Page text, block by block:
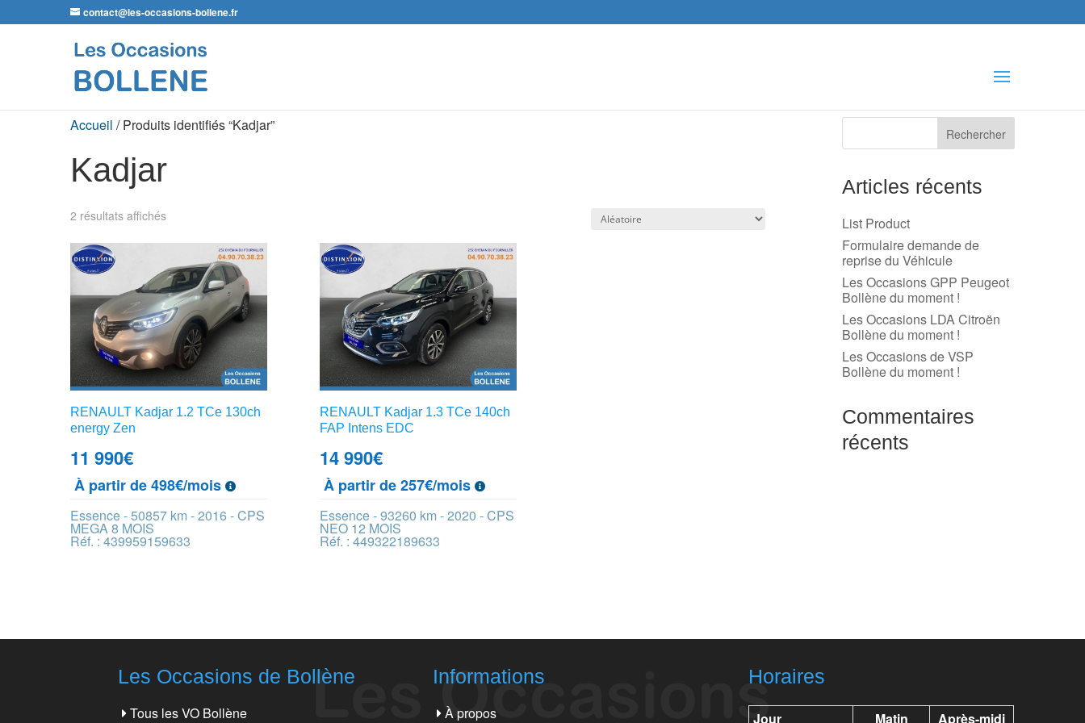
contact@les-occasions-bollene.fr
Accueil / Produits identifiés “Kadjar”
Kadjar
2 résultats affichés
RENAULT Kadjar 1.2 TCe 130ch
energy Zen
11 990€
À partir de 498€/mois
Essence - 50857 km - 2016 - CPS
MEGA 8 MOIS
Réf. : 439959159633
RENAULT Kadjar 1.3 TCe 140ch
FAP Intens EDC
14 990€
À partir de 257€/mois
Essence - 93260 km - 2020 - CPS
NEO 12 MOIS
Réf. : 449322189633
Articles récents
List Product
Formulaire demande de
reprise du Véhicule
Les Occasions GPP Peugeot
Bollène du moment !
Les Occasions LDA Citroën
Bollène du moment !
Les Occasions de VSP
Bollène du moment !
Commentaires
récents
Les Occasions de Bollène
Tous les VO Bollène
Informations
À propos
Horaires
Jour Matin Après-midi